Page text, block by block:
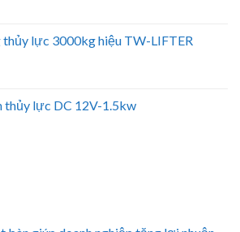
thủy lực 3000kg hiệu TW-LIFTER
thủy lực DC 12V-1.5kw